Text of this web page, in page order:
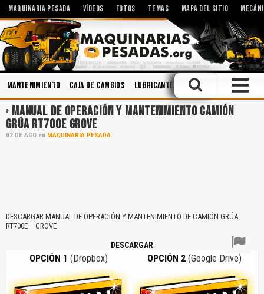
MAQUINARIA PESADA VÍDEOS FOTOS TEMAS MAPA DEL SITIO
Mantenimiento Caja de Cambios Lubricantes Voladura
MANUAL DE OPERACIÓN Y MANTENIMIENTO CAMIÓN
GRÚA RT700E GROVE
02 DE AGO en MAQUINARIA PESADA
DESCARGAR MANUAL DE OPERACIÓN Y MANTENIMIENTO DE CAMIÓN GRÚA
RT700E – GROVE
DESCARGAR
OPCIÓN 1 (Dropbox) OPCIÓN 2 (Google Drive)